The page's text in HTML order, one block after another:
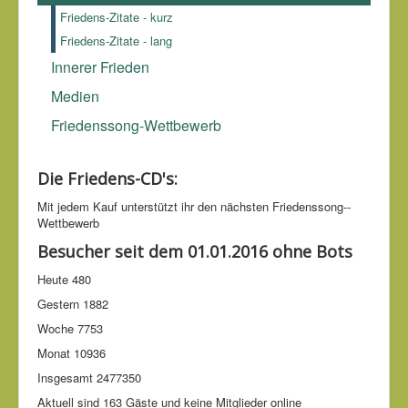
Teilnahme am Krieg als Sünde betrachten, nicht mehr in
den Krieg ziehen..
Leo Nikolajewitsch Graf Tolstoi (1828-
1910)
Friedens-Zitate - kurz
Friedens-Zitate - lang
Innerer Frieden
Medien
Friedenssong-Wettbewerb
Die Friedens-CD's:
Mit jedem Kauf unter­stützt ihr den nächsten Friedens­song-­
Wettbe­werb
Besucher seit dem 01.01.2016 ohne Bots
Heute 480
Gestern 1882
Woche 7753
Monat 10936
Insgesamt 2477350
Aktuell sind 163 Gäste und keine Mitglieder online